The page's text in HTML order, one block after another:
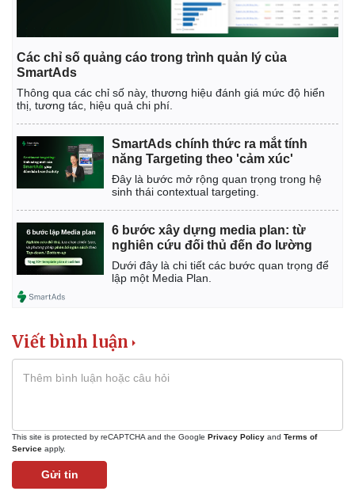
Các chỉ số quảng cáo trong trình quản lý của
SmartAds
Thông qua các chỉ số này, thương hiệu đánh giá mức độ hiển
thị, tương tác, hiệu quả chi phí.
SmartAds chính thức ra mắt tính
năng Targeting theo 'cảm xúc'
Đây là bước mở rộng quan trọng trong hệ
sinh thái contextual targeting.
6 bước xây dựng media plan: từ
nghiên cứu đối thủ đến đo lường
Dưới đây là chi tiết các bước quan trọng để
lập một Media Plan.
Viết bình luận
This site is protected by reCAPTCHA and the Google Privacy Policy and Terms of
Service apply.
Gửi tin